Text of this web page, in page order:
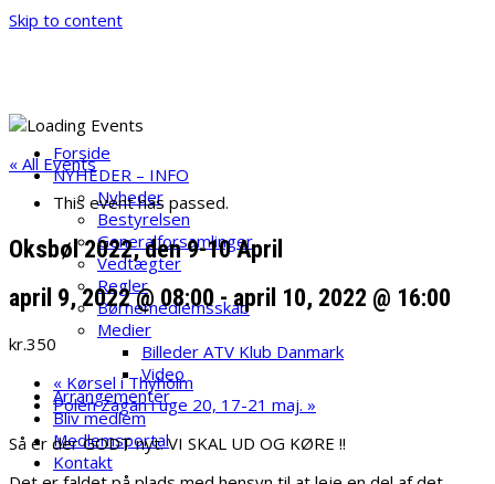
Skip to content
Velkommen til ATV Klub danmark
Forside
NYHEDER – INFO
Nyheder
Bestyrelsen
Generalforsamlinger
Vedtægter
Regler
Børnemedlemsskab
Medier
Billeder ATV Klub Danmark
Video
Arrangementer
Bliv medlem
Medlemsportal
Kontakt
« All Events
This event has passed.
Oksbøl 2022, den 9-10 April
april 9, 2022 @ 08:00-april 10, 2022 @ 16:00
kr.350
« Kørsel i Thyholm
Polen Zagan i uge 20, 17-21 maj. »
Så er der GODT nyt. VI SKAL UD OG KØRE !!